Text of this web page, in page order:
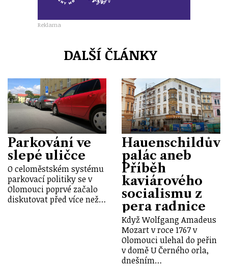
Reklama
DALŠÍ ČLÁNKY
Parkování ve
slepé uličce
O celoměstském systému
parkovací politiky se v
Olomouci poprvé začalo
diskutovat před více než…
Hauenschildův
palác aneb
Příběh
kaviárového
socialismu z
pera radnice
Když Wolfgang Amadeus
Mozart v roce 1767 v
Olomouci ulehal do peřin
v domě U Černého orla,
dnešním…